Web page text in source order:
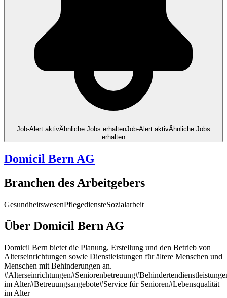
Job-Alert aktivÄhnliche Jobs erhaltenJob-Alert aktivÄhnliche Jobs
erhalten
Domicil Bern AG
Branchen des Arbeitgebers
GesundheitswesenPflegediensteSozialarbeit
Über Domicil Bern AG
Domicil Bern bietet die Planung, Erstellung und den Betrieb von
Alterseinrichtungen sowie Dienstleistungen für ältere Menschen und
Menschen mit Behinderungen an.
#Alterseinrichtungen#Seniorenbetreuung
im Alter#Betreuungsangebote#Service für Senioren#Lebensqualität
im Alter